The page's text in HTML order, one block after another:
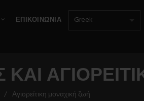
ΕΠΙΚΟΙΝΩΝΊΑ
ΚΑΙ
Αγιορείτικη μοναχική ζωή